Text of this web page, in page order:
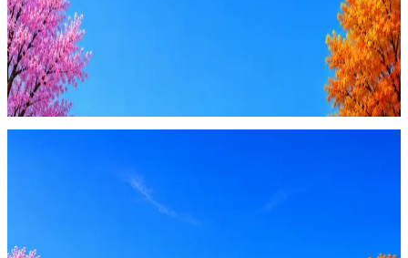
Будьте осторожны: если работодатель просит войти через
Google, iCloud или Госуслуги, прислать код или пароль,
запустить ПО или перевести деньги — это мошенники.
Жмите Пожаловаться
Стратегия поиска с AI: рынки, позиции, вилка, каналы